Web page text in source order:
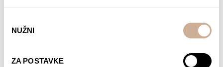
pristanka
NUŽNI
ZA POSTAVKE